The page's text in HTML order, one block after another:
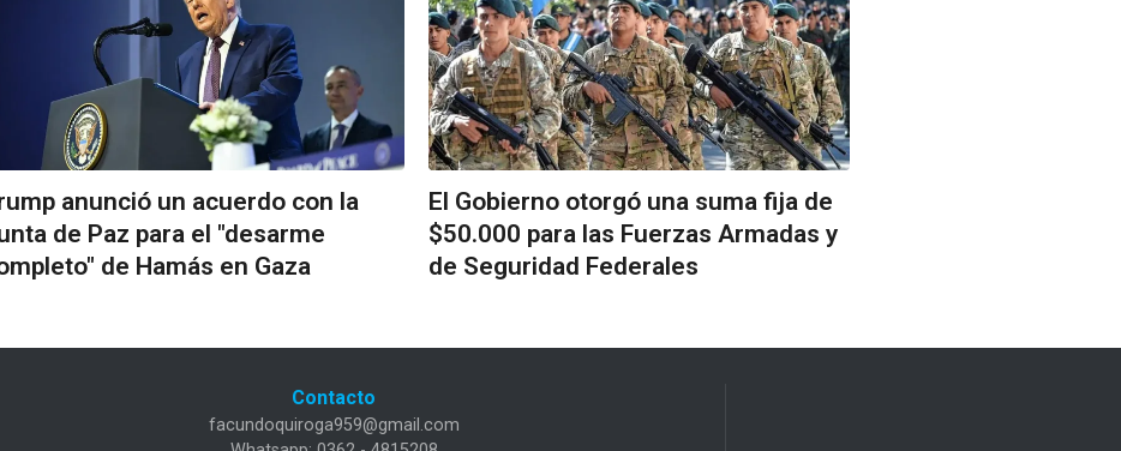
anunció un acuerdo con la
de Paz para el "desarme
de Hamás en Gaza
El Gobierno otorgó una suma fija de
$50.000 para las Fuerzas Armadas y
de Seguridad Federales
Contacto
facundoquiroga959@gmail.com